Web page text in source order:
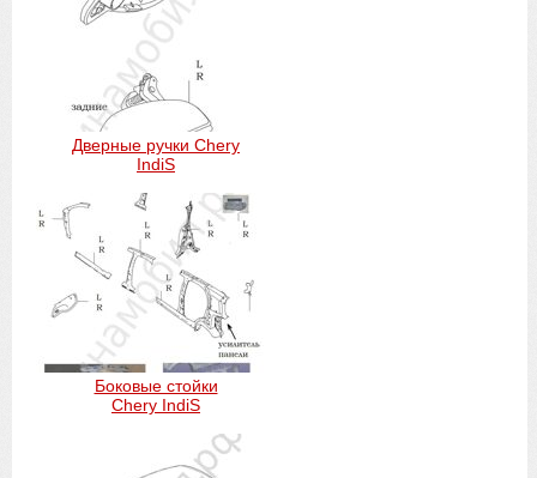
Дверные ручки Chery
IndiS
Боковые стойки
Chery IndiS